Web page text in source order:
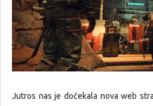
Jutros nas je dočekala nova web